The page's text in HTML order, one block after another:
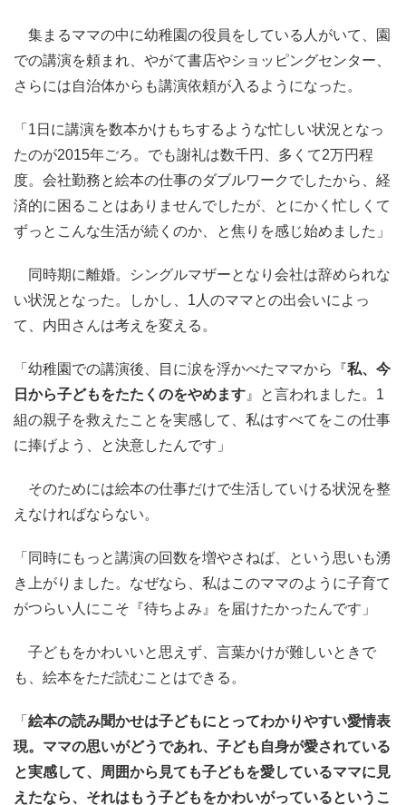
集まるママの中に幼稚園の役員をしている人がいて、園
での講演を頼まれ、やがて書店やショッピングセンター、
さらには自治体からも講演依頼が入るようになった。
「1日に講演を数本かけもちするような忙しい状況となっ
たのが2015年ごろ。でも謝礼は数千円、多くて2万円程
度。会社勤務と絵本の仕事のダブルワークでしたから、経
済的に困ることはありませんでしたが、とにかく忙しくて
ずっとこんな生活が続くのか、と焦りを感じ始めました」
同時期に離婚。シングルマザーとなり会社は辞められな
い状況となった。しかし、1人のママとの出会いによっ
て、内田さんは考えを変える。
「幼稚園での講演後、目に涙を浮かべたママから『私、今
日から子どもをたたくのをやめます 』と言われました。1
組の親子を救えたことを実感して、私はすべてをこの仕事
に捧げよう、と決意したんです」
そのためには絵本の仕事だけで生活していける状況を整
えなければならない。
「同時にもっと講演の回数を増やさねば、という思いも湧
き上がりました。なぜなら、私はこのママのように子育て
がつらい人にこそ『待ちよみ』を届けたかったんです」
子どもをかわいいと思えず、言葉かけが難しいときで
も、絵本をただ読むことはできる。
「 絵本の読み聞かせは子どもにとってわかりやすい愛情表
現。ママの思いがどうであれ、子ども自身が愛されている
と実感して、周囲から見ても子どもを愛しているママに見
えたなら、それはもう子どもをかわいがっているというこ